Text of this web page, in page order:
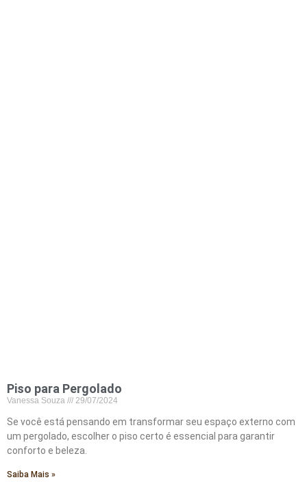
Piso para Pergolado
Vanessa Souza 29/07/2024
Se você está pensando em transformar seu espaço externo com
um pergolado, escolher o piso certo é essencial para garantir
conforto e beleza.
Saiba Mais »